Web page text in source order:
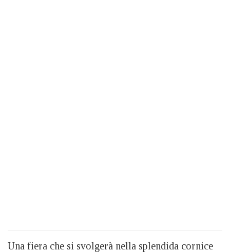
Una fiera che si svolgerà nella splendida cornice